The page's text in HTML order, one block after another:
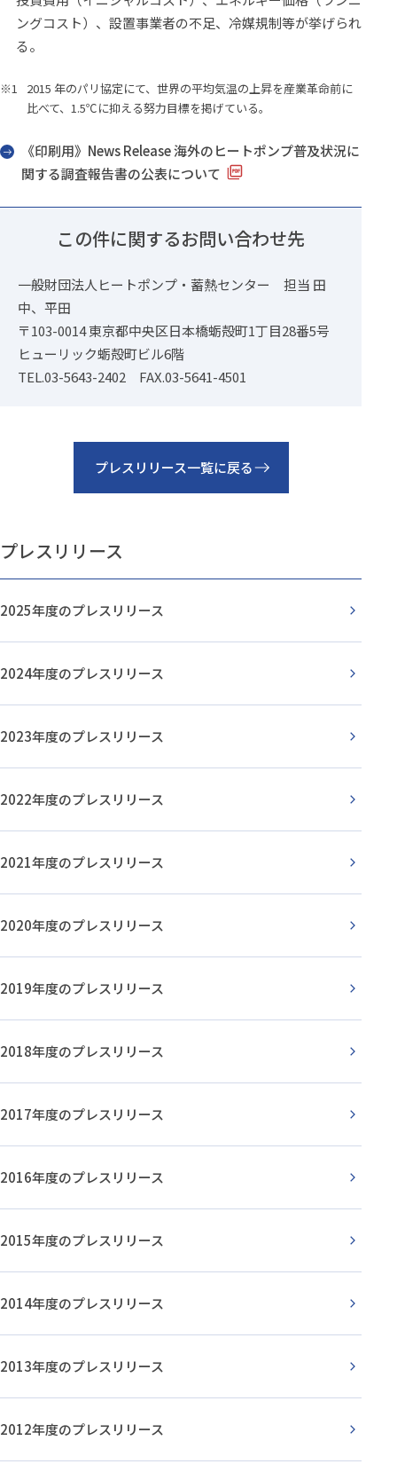
ングコスト）、設置事業者の不足、冷媒規制等が挙げられ
る。
※1
2015 年のパリ協定にて、世界の平均気温の上昇を産業革命前に
比べて、1.5℃に抑える努力目標を掲げている。
《印刷用》News Release 海外のヒートポンプ普及状況に
関する調査報告書の公表について
この件に関するお問い合わせ先
一般財団法人ヒートポンプ・蓄熱センター 担当 田
中、平田
〒103-0014 東京都中央区日本橋蛎殻町1丁目28番5号
ヒューリック蛎殻町ビル6階
TEL.03-5643-2402 FAX.03-5641-4501
プレスリリース一覧に戻る
プレスリリース
2025年度のプレスリリース
2024年度のプレスリリース
2023年度のプレスリリース
2022年度のプレスリリース
2021年度のプレスリリース
2020年度のプレスリリース
2019年度のプレスリリース
2018年度のプレスリリース
2017年度のプレスリリース
2016年度のプレスリリース
2015年度のプレスリリース
2014年度のプレスリリース
2013年度のプレスリリース
2012年度のプレスリリース